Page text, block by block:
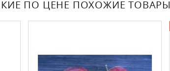
ПО ЦЕНЕ ПОХОЖИЕ ТОВАРЫ